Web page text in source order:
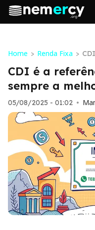
Home > Renda Fixa >
re
CDI é a
sempre a
05/08/2025 - 01:02 •